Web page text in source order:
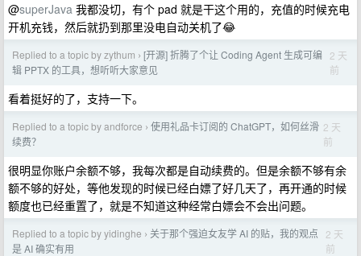
@superJava 我都没切，有个 pad 就是干这个用的，充值的时候充电
开机充钱，然后就扔到那里没电自动关机了😂
Replied to a topic by zythum › [开源] 折腾了个让 Coding Agent 生成可编
辑 PPTX 的工具，想听听大家意见
2 天
前
看着挺好的了，支持一下。
Replied to a topic by andforce › 使用礼品卡订阅的 ChatGPT，如何丝滑
续费？
2 天
前
很明显你账户余额不够，我每次都是自动续费的。但是余额不够有余
额不够的好处，等他发现的时候已经白嫖了好几天了，再开通的时候
额度也已经重置了，就是不知道这种经常白嫖会不会出问题。
Replied to a topic by yidinghe › 关于那个强迫女友学 AI 的贴，我的观点
是 AI 确实有用
2 天
前